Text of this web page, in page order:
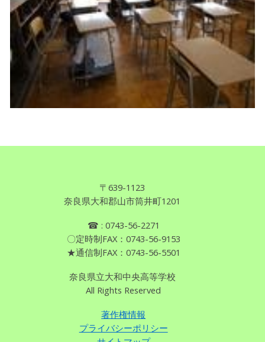
〒639-1123
奈良県大和郡山市筒井町1201
☎ : 0743-56-2271
〇定時制FAX：0743-56-9153
★通信制FAX：0743-56-5501
奈良県立大和中央高等学校
All Rights Reserved
著作権情報
プライバシーポリシー